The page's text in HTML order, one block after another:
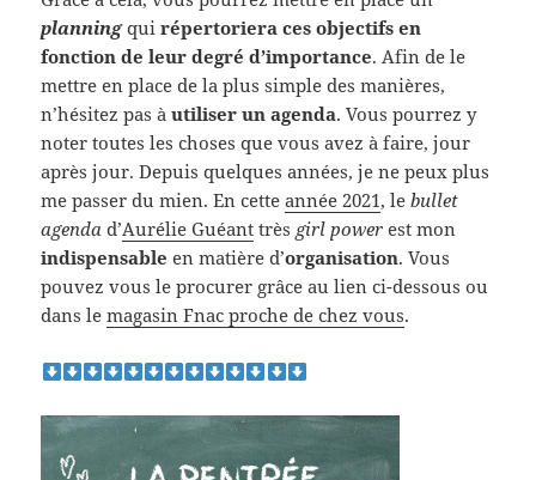
planningquirépertoriera ces objectifs en
fonction de leur degré d’importance. Afin de le
mettre en place de la plus simple des manières,
n’hésitez pas àutiliser un agenda. Vous pourrez y
noter toutes les choses que vous avez à faire, jour
après jour. Depuis quelques années, je ne peux plus
me passer du mien. En cetteannée 2021, lebullet
agenda d’Aurélie Guéant très girl power est mon
indispensable en matière d’organisation. Vous
pouvez vous le procurer grâce au lien ci-dessous ou
dans lemagasin Fnac proche de chez vous.